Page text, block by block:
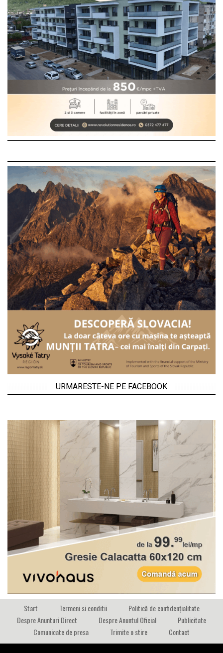
URMARESTE-NE PE FACEBOOK
Start Termeni si conditii
Politică de confidențialitate
Despre Anunturi Direct
Despre Anuntul Oficial
Publicitate
Comunicate de presa
Trimite o stire Contact